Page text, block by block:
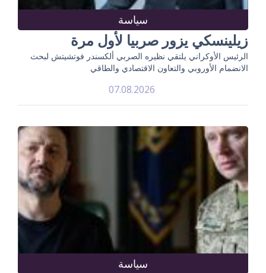
سياسة
زيلينسكي يزور صربيا لأول مرة
الرئيس الأوكراني يلتقي نظيره الصربي ألكسندر فوتشيتش لبحث
الانضمام الأوروبي والتعاون الاقتصادي والطاقي
07.08.2026
سياسة